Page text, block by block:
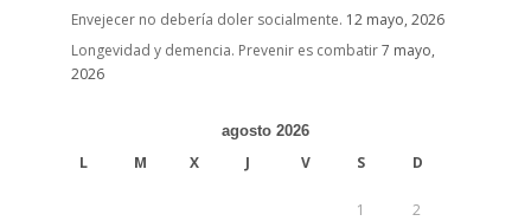
Envejecer no debería doler socialmente. 12 mayo, 2026
Longevidad y demencia. Prevenir es combatir7 mayo,
2026
agosto 2026
L M X J V S D
1 2